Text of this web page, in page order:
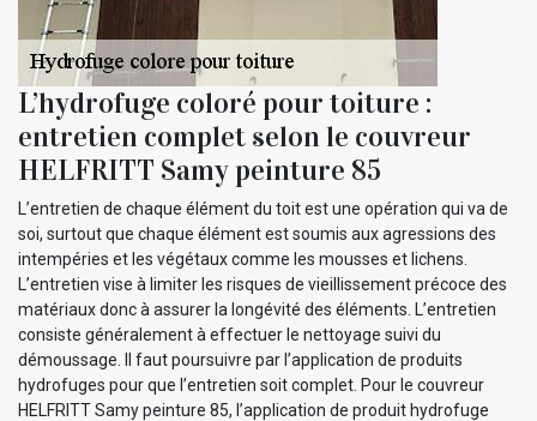
L’hydrofuge coloré pour toiture :
entretien complet selon le couvreur
HELFRITT Samy peinture 85
L’entretien de chaque élément du toit est une opération qui va de
soi, surtout que chaque élément est soumis aux agressions des
intempéries et les végétaux comme les mousses et lichens.
L’entretien vise à limiter les risques de vieillissement précoce des
matériaux donc à assurer la longévité des éléments. L’entretien
consiste généralement à effectuer le nettoyage suivi du
démoussage. Il faut poursuivre par l’application de produits
hydrofuges pour que l’entretien soit complet. Pour le couvreur
HELFRITT Samy peinture 85, l’application de produit hydrofuge